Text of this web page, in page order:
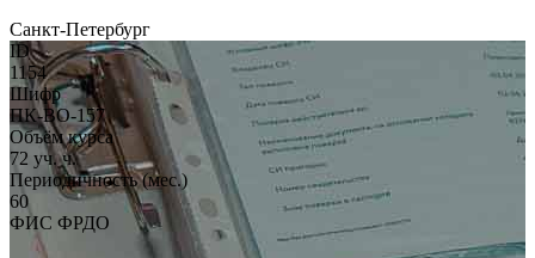
Санкт-Петербург
ID
1154
Шифр
ПК-ВО-157
Объём курса
72 уч. ч.
Периодичность (мес.)
60
ФИС ФРДО